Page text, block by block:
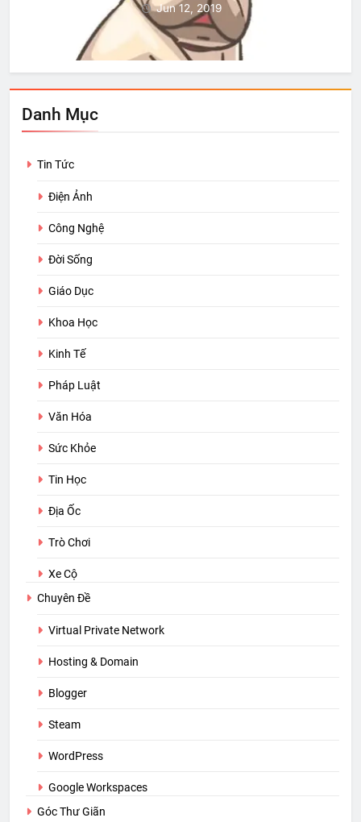
Jun 12, 2019
Danh Mục
Tin Tức
Điện Ảnh
Công Nghệ
Đời Sống
Giáo Dục
Khoa Học
Kinh Tế
Pháp Luật
Văn Hóa
Sức Khỏe
Tin Học
Địa Ốc
Trò Chơi
Xe Cộ
Chuyên Đề
Virtual Private Network
Hosting & Domain
Blogger
Steam
WordPress
Google Workspaces
Góc Thư Giãn